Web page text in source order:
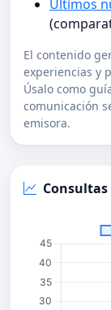
Últimos
El contenido
experiencias y
Úsalo como
comunicación
emisora.
Consultas